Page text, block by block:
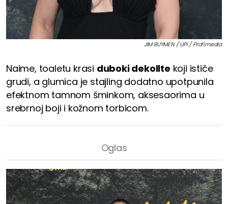
JIM RUYMEN / UPI / Profimedia
Naime, toaletu krasi duboki dekollte koji ističe
grudi, a glumica je stajling dodatno upotpunila
efektnom tamnom šminkom, aksesaorima u
srebrnoj boji i kožnom torbicom.